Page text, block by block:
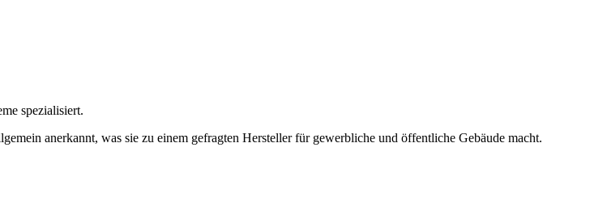
spezialisiert.
anerkannt, was sie zu einem gefragten Hersteller für gewerbliche und öffentliche Gebäude macht.